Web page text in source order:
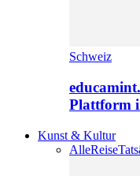
Schweiz
Plattform
Kunst & Kultur
AlleReise